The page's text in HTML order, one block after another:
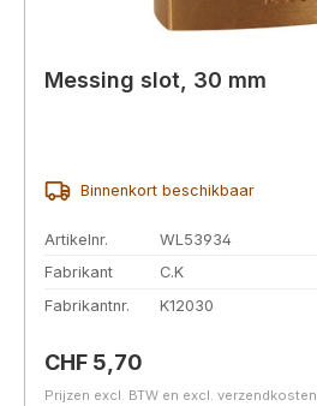
Messing slot, 30 mm
Binnenkort beschikbaar
Artikelnr.
WL53934
Fabrikant
C.K
Fabrikantnr.
K12030
Normale prijs:
CHF 5,70
Prijzen excl. BTW en excl. verzendkosten